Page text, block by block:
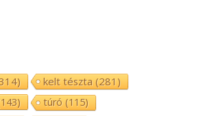
kelt tészta(281)
túró (115)